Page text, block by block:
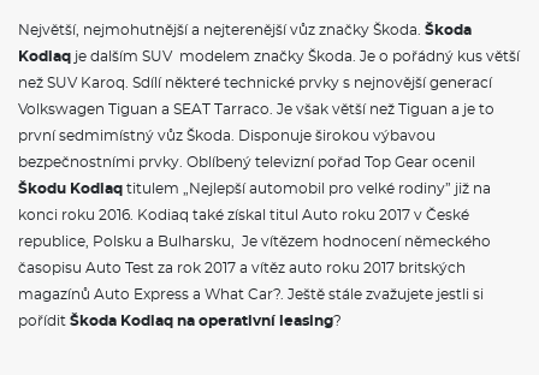
Sluneční rolety zadních bočních oken
Odpadkový koš
Ochrana hran dveří
Family paket
Nezávislé topení
Adaptér zásuvky tažného zařízení
Tažné zařízení sklopné - elektronicky odjistitelné s asistentem
pro manévrování s přívěsem
VÝBAVA VE VÝBAVA STUPNI
Rozpoznávání dopravních značek s hlídáním rychlosti (ISA)
Největší, nejmohutnější a nejterenější vůz značky Škoda. Škoda
Kodiaq je dalším SUV modelem značky Škoda. Je o pořádný kus větší
než SUV Karoq. Sdílí některé technické prvky s nejnovější generací
Volkswagen Tiguan a SEAT Tarraco. Je však větší než Tiguan a je to
první sedmimístný vůz Škoda. Disponuje širokou výbavou
bezpečnostními prvky. Oblíbený televizní pořad Top Gear ocenil
Škodu Kodiaq titulem „Nejlepší automobil pro velké rodiny” již na
konci roku 2016. Kodiaq také získal titul Auto roku 2017 v České
republice, Polsku a Bulharsku, Je vítězem hodnocení německého
časopisu Auto Test za rok 2017 a vítěz auto roku 2017 britských
magazínů Auto Express a What Car?. Ještě stále zvažujete jestli si
pořídit Škoda Kodiaq na operativní leasing?